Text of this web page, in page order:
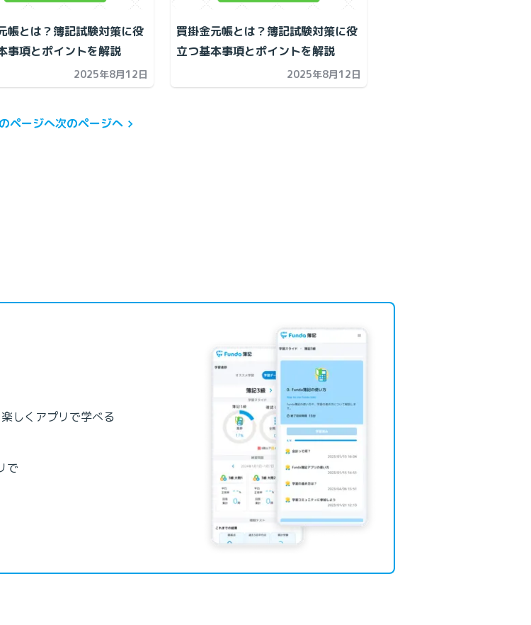
帳とは？簿記試験対策に役
事項とポイントを解説
2025年8月12日
買掛金元帳とは？簿記試験対策に役
立つ基本事項とポイントを解説
2025年8月12日
ページへ次のページへ
しくアプリで学べる
で